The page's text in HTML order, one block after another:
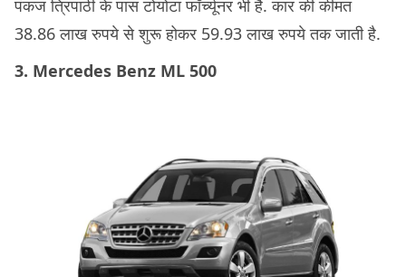
पंकज त्रिपाठी के पास टोयोटा फॉर्च्यूनर भी है. कार की कीमत
38.86 लाख रुपये से शुरू होकर 59.93 लाख रुपये तक जाती है.
3. Mercedes Benz ML 500